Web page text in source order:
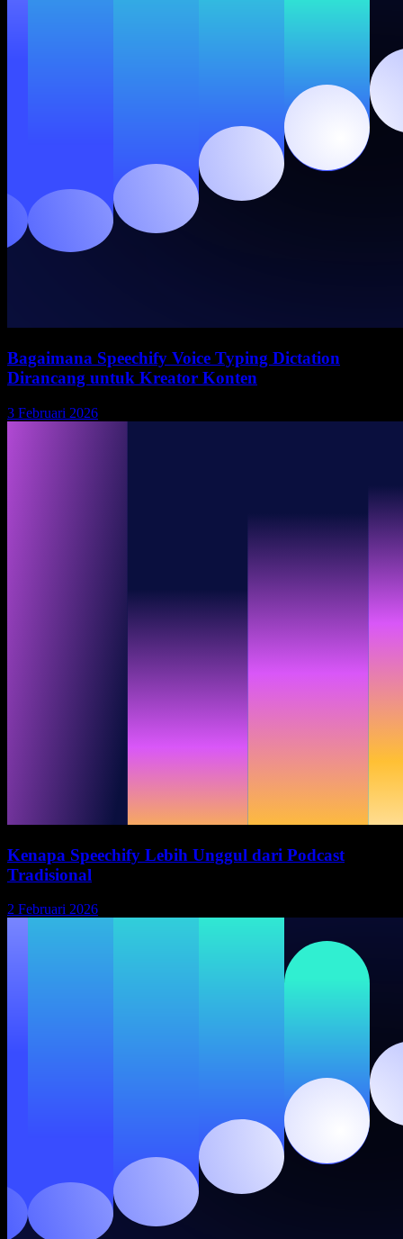
Bagaimana Speechify Voice Typing Dictation
Dirancang untuk Kreator Konten
3 Februari 2026
Kenapa Speechify Lebih Unggul dari Podcast
Tradisional
2 Februari 2026